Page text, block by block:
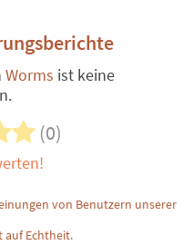
Worms ist keine
(0)
von Benutzern unserer
auf Echtheit.